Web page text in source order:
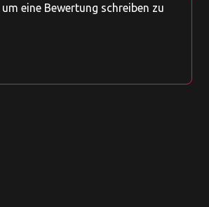
eine Bewertung schreiben zu